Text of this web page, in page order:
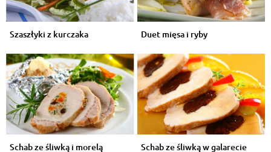
Szaszłyki z kurczaka Duet mięsa i ryby
Schab ze śliwką i morelą Schab ze śliwką w galarecie